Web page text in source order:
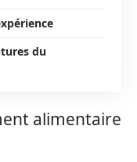
du
alimentaire